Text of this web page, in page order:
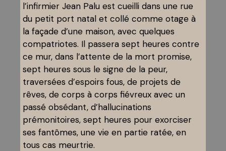
l’infirmier Jean Palu est cueilli dans une rue
du petit port natal et collé comme otage à
la façade d’une maison, avec quelques
compatriotes. Il passera sept heures contre
ce mur, dans l’attente de la mort promise,
sept heures sous le signe de la peur,
traversées d’espoirs fous, de projets de
rêves, de corps à corps fiévreux avec un
passé obsédant, d’hallucinations
prémonitoires, sept heures pour exorciser
ses fantômes, une vie en partie ratée, en
tous cas meurtrie.